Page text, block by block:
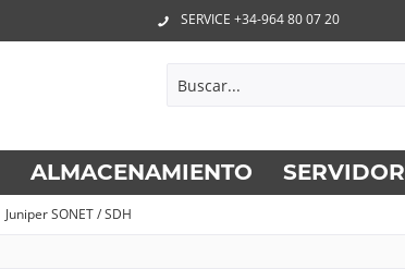
SERVICE +34-964 80 07 20
ALMACENAMIENTO SERVIDOR
Juniper SONET / SDH